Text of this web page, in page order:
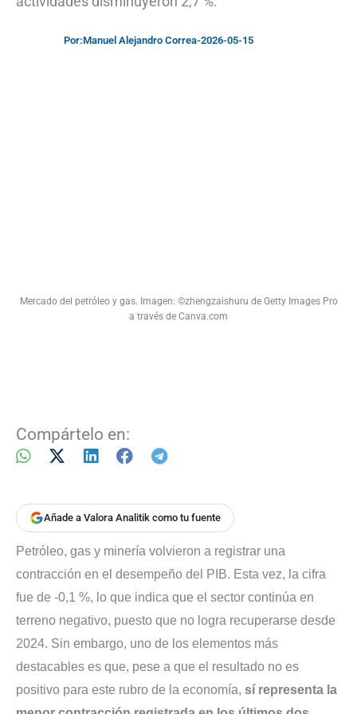
Por:Manuel Alejandro Correa-2026-05-15
Mercado del petróleo y gas. Imagen: ©zhengzaishuru de Getty Images Pro
a través de Canva.com
Compártelo en:
Añade a Valora Analitik como tu fuente
Petróleo, gas y minería volvieron a registrar una
contracción en el desempeño del PIB. Esta vez, la cifra
fue de -0,1 %, lo que indica que el sector continúa en
terreno negativo, puesto que no logra recuperarse desde
2024. Sin embargo, uno de los elementos más
destacables es que, pese a que el resultado no es
positivo para este rubro de la economía, sí representa la